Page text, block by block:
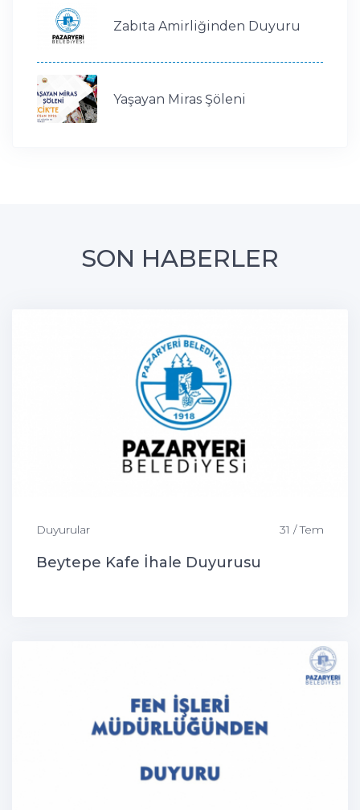
Zabıta Amirliğinden Duyuru
Yaşayan Miras Şöleni
SON HABERLER
Duyurular 31 / Tem
Beytepe Kafe İhale Duyurusu